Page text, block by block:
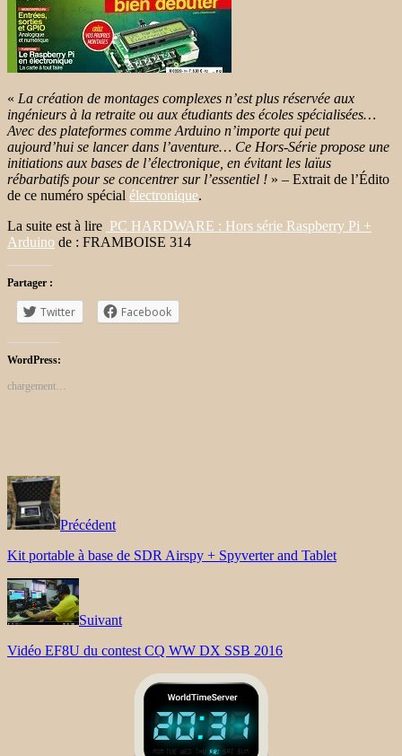
« La création de montages complexes n’est plus réservée aux
ingénieurs à la retraite ou aux étudiants des écoles spécialisées…
Avec des plateformes comme Arduino n’importe qui peut
aujourd’hui se lancer dans l’aventure… Ce Hors-Série propose une
initiations aux bases de l’électronique, en évitant les laïus
rébarbatifs pour se concentrer sur l’essentiel ! » – Extrait de l’Édito
de ce numéro spécial électronique.
La suite est à lire PC HARDWARE : Hors série Raspberry Pi +
Arduino de : FRAMBOISE 314
Partager :
Twitter Facebook
WordPress:
chargement…
Précédent
Kit portable à base de SDR Airspy + Spyverter and Tablet
Suivant
Vidéo EF8U du contest CQ WW DX SSB 2016